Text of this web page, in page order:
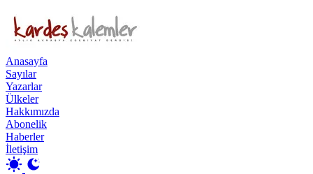
Anasayfa
Sayılar
Yazarlar
Ülkeler
Hakkımızda
Abonelik
Haberler
İletişim